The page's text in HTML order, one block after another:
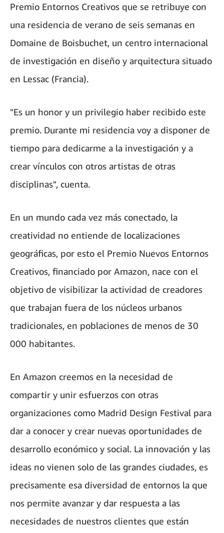
Premio Entornos Creativos que se retribuye con
una residencia de verano de seis semanas en
Domaine de Boisbuchet, un centro internacional
de investigación en diseño y arquitectura situado
en Lessac (Francia).
"Es un honor y un privilegio haber recibido este
premio. Durante mi residencia voy a disponer de
tiempo para dedicarme a la investigación y a
crear vínculos con otros artistas de otras
disciplinas", cuenta.
En un mundo cada vez más conectado, la
creatividad no entiende de localizaciones
geográficas, por esto el Premio Nuevos Entornos
Creativos, financiado por Amazon, nace con el
objetivo de visibilizar la actividad de creadores
que trabajan fuera de los núcleos urbanos
tradicionales, en poblaciones de menos de 30
000 habitantes.
En Amazon creemos en la necesidad de
compartir y unir esfuerzos con otras
organizaciones como Madrid Design Festival para
dar a conocer y crear nuevas oportunidades de
desarrollo económico y social. La innovación y las
ideas no vienen solo de las grandes ciudades, es
precisamente esa diversidad de entornos la que
nos permite avanzar y dar respuesta a las
necesidades de nuestros clientes que están